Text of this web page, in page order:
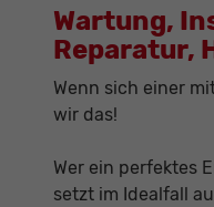
Wartung,
Reparatur,
Wenn sich einer
wir das!
Wer ein perfektes
setzt im Idealfall